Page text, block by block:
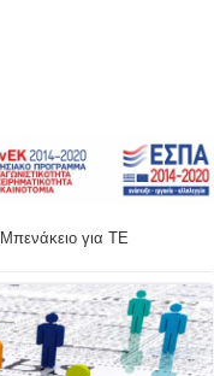
για ΤΕ